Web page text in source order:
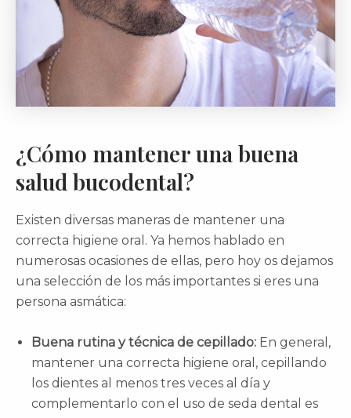
¿Cómo mantener una buena
salud bucodental?
Existen diversas maneras de mantener una
correcta higiene oral. Ya hemos hablado en
numerosas ocasiones de ellas, pero hoy os dejamos
una selección de los más importantes si eres una
persona asmática:
Buena rutina y técnica de cepillado: En general,
mantener una correcta higiene oral, cepillando
los dientes al menos tres veces al día y
complementarlo con el uso de seda dental es